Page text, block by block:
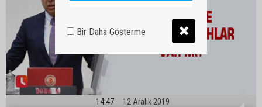
14:47 12 Aralık 2019
Bir Daha Gösterme